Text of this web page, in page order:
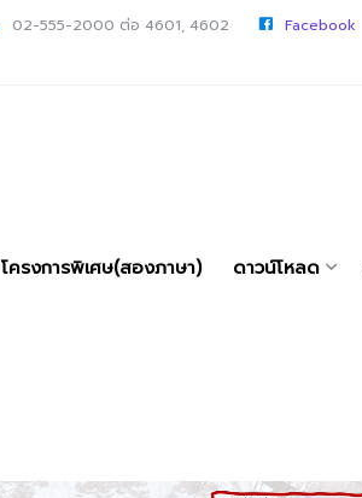
02-555-2000 ต่อ 4601, 4602
Facebook
โครงการพิเศษ(สองภาษา) ดาวน์โหลด